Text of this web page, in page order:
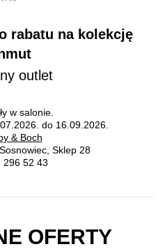
rabatu na kolekcję
outlet
w salonie.
do 16.09.2026.
& Boch
Sklep 28
296 52 43
OFERTY